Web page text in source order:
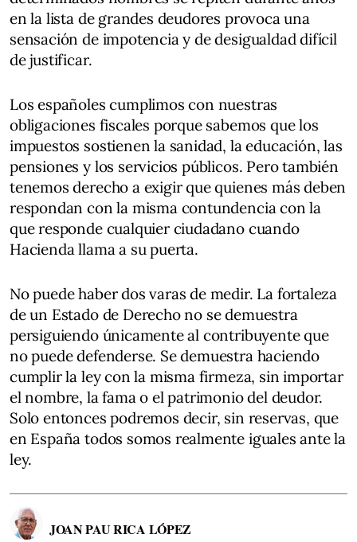
en la lista de grandes deudores provoca una
sensación de impotencia y de desigualdad difícil
de justificar.
Los españoles cumplimos con nuestras
obligaciones fiscales porque sabemos que los
impuestos sostienen la sanidad, la educación, las
pensiones y los servicios públicos. Pero también
tenemos derecho a exigir que quienes más deben
respondan con la misma contundencia con la
que responde cualquier ciudadano cuando
Hacienda llama a su puerta.
No puede haber dos varas de medir. La fortaleza
de un Estado de Derecho no se demuestra
persiguiendo únicamente al contribuyente que
no puede defenderse. Se demuestra haciendo
cumplir la ley con la misma firmeza, sin importar
el nombre, la fama o el patrimonio del deudor.
Solo entonces podremos decir, sin reservas, que
en España todos somos realmente iguales ante la
ley.
JOAN PAU RICA LÓPEZ